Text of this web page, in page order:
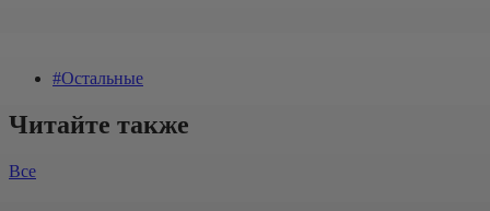
#Остальные
Читайте также
Все